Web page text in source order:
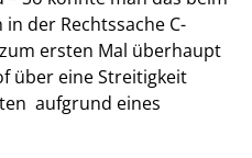
der Rechtssache C-
ersten Mal überhaupt
über eine Streitigkeit
aufgrund eines